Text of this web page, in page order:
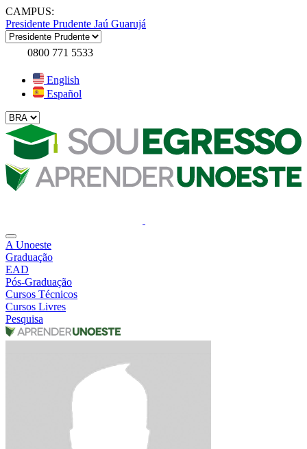
CAMPUS:
Presidente Prudente Jaú Guarujá
0800 771 5533
English
Español
A Unoeste
Graduação
EAD
Pós-Graduação
Cursos Técnicos
Cursos Livres
Pesquisa